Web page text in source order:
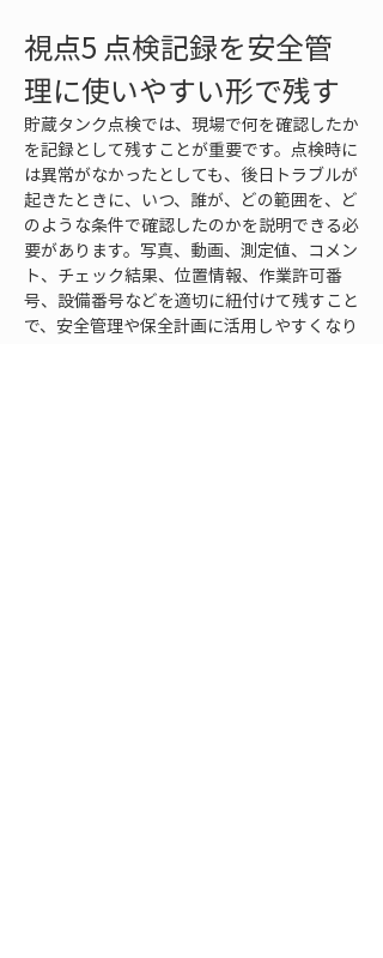
視点5 点検記録を安全管
理に使いやすい形で残す
貯蔵タンク点検では、現場で何を確認したか
を記録として残すことが重要です。点検時に
は異常がなかったとしても、後日トラブルが
起きたときに、いつ、誰が、どの範囲を、ど
のような条件で確認したのかを説明できる必
要があります。写真、動画、測定値、コメン
ト、チェック結果、位置情報、作業許可番
号、設備番号などを適切に紐付けて残すこと
で、安全管理や保全計画に活用しやすくなり